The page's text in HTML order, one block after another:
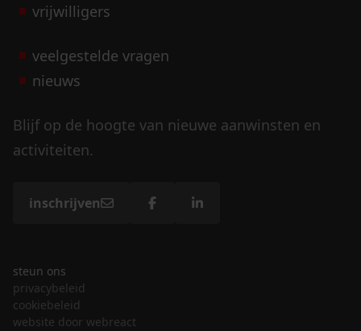
vrijwilligers
veelgestelde vragen
nieuws
Blijf op de hoogte van nieuwe aanwinsten en
activiteiten.
inschrijven
steun ons
privacybeleid
cookiebeleid
website door webreact